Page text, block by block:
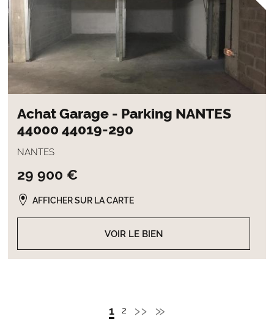
Achat Garage - Parking NANTES
44000 44019-290
NANTES
29 900 €
VOIR LE BIEN
AFFICHER SUR LA CARTE
Page
1
Page
2
Page
›› Dernière
»